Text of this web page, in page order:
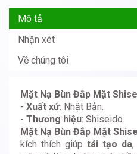
Mô tả
Nhận xét
Về chúng tôi
Mặt Nạ Bùn Đắp Mặt
- Xuất xứ: Nhật Bản.
- Thương hiệu: Shiseido.
Mặt Nạ Bùn Đắp Mặt
kích thích giúptái tạo da,